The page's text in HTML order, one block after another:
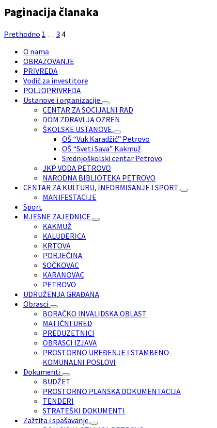
Paginacija članaka
Prethodno 1 … 3 4
O nama
OBRAZOVANJE
PRIVREDA
Vodič za investitore
POLJOPRIVREDA
Ustanove i organizacije
CENTAR ZA SOCIJALNI RAD
DOM ZDRAVLJA OZREN
ŠKOLSKE USTANOVE
OŠ “Vuk Karadžić” Petrovo
OŠ “Sveti Sava” Kakmuž
Srednjoškolski centar Petrovo
JKP VODA PETROVO
NARODNA BIBLIOTEKA PETROVO
CENTAR ZA KULTURU, INFORMISANJE I SPORT
MANIFESTACIJE
Sport
MJESNE ZAJEDNICE
KAKMUŽ
KALUĐERICA
KRTOVA
PORJEČINA
SOČKOVAC
KARANOVAC
PETROVO
UDRUŽENJA GRAĐANA
Obrasci
BORAČKO INVALIDSKA OBLAST
MATIČNI URED
PREDUZETNICI
OBRASCI IZJAVA
PROSTORNO UREĐENJE I STAMBENO-
KOMUNALNI POSLOVI
Dokumenti
BUDŽET
PROSTORNO PLANSKA DOKUMENTACIJA
TENDERI
STRATEŠKI DOKUMENTI
Zažtita i spašavanje